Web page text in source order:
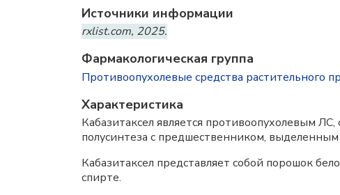
Источники информации
rxlist.com, 2025.
Фармакологическая группа
Противоопухолевые средства растительного
Характеристика
Кабазитаксел является противоопухолевым
полусинтеза с предшественником, выделенным
Кабазитаксел представляет собой порошок
спирте.